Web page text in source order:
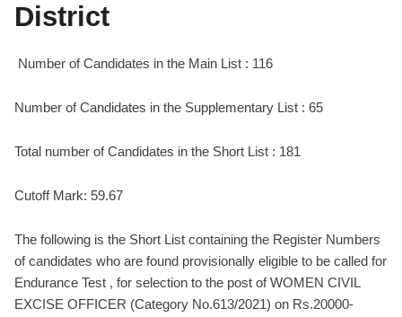
District
Number of Candidates in the Main List : 116
Number of Candidates in the Supplementary List : 65
Total number of Candidates in the Short List : 181
Cutoff Mark: 59.67
The following is the Short List containing the Register Numbers
of candidates who are found provisionally eligible to be called for
Endurance Test , for selection to the post of WOMEN CIVIL
EXCISE OFFICER (Category No.613/2021) on Rs.20000-